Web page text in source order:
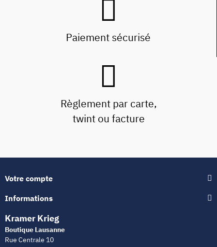
Paiement sécurisé
Règlement par carte,
twint ou facture
Votre compte
Informations
Kramer Krieg
Boutique Lausanne
Rue Centrale 10